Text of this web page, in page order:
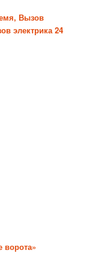
Вызов
электрика 24